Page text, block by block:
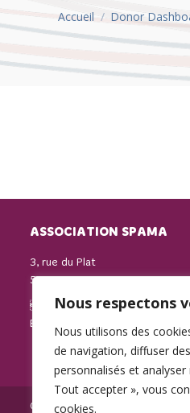
Nous respectons
Nous utilisons des
de navigation, diffuser
personnalisés et
Tout accepter », vous
cookies.
Vous êtes ici :
Accueil Donor
ASSOCIATION SPAMA
3, rue du Plat
59000 LILLE
Ligne d’écoute :07 87 85 37
E-mail :
© SPAMA 2014 - 2026. Tous